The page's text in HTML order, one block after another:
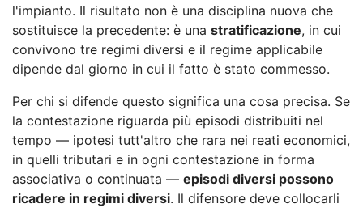
l'impianto. Il risultato non è una disciplina nuova che
sostituisce la precedente: è una stratificazione, in cui
convivono tre regimi diversi e il regime applicabile
dipende dal giorno in cui il fatto è stato commesso.
Per chi si difende questo significa una cosa precisa. Se
la contestazione riguarda più episodi distribuiti nel
tempo — ipotesi tutt'altro che rara nei reati economici,
in quelli tributari e in ogni contestazione in forma
associativa o continuata — episodi diversi possono
ricadere in regimi diversi. Il difensore deve collocarli